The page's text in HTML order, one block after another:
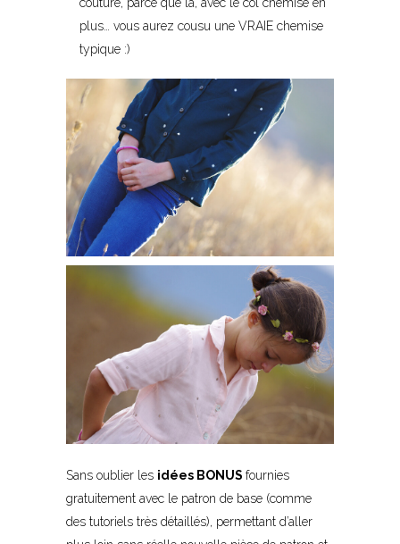
plus… vous aurez cousu une VRAIE chemise
typique :)
Sans oublier les idées BONUS fournies
gratuitement avec le patron de base (comme
des tutoriels très détaillés), permettant d’aller